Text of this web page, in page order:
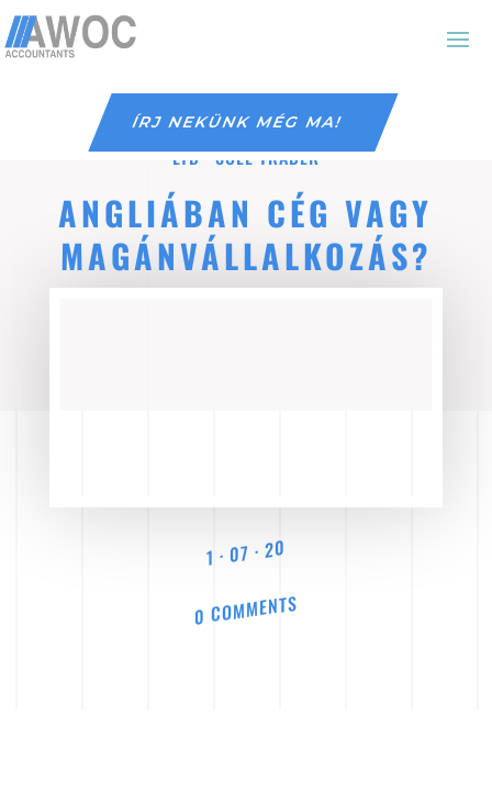
ÍRJ NEKÜNK MÉG MA!
LTD·SOLE TRADER
ANGLIÁBAN CÉG VAGY
MAGÁNVÁLLALKOZÁS?
1 · 07 · 20
0 COMMENTS